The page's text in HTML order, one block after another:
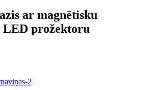
ar magnētisku
LED prožektoru